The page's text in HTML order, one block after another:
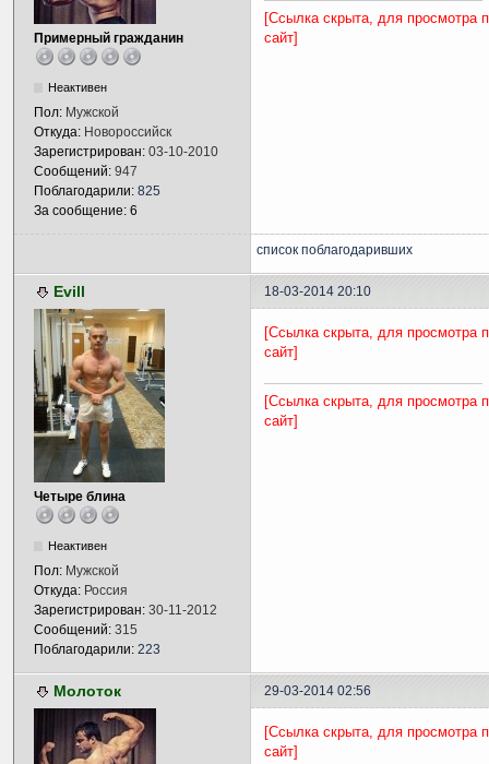
Примерный гражданин
Неактивен
Пол: Мужской
Откуда: Новороссийск
Зарегистрирован: 03-10-2010
Сообщений: 947
Поблагодарили: 825
За сообщение: 6
[Ссылка скрыта, для просмотра
сайт]
список поблагодаривших
Evill 18-03-2014 20:10
Четыре блина
Неактивен
Пол: Мужской
Откуда: Россия
Зарегистрирован: 30-11-2012
Сообщений: 315
Поблагодарили: 223
[Ссылка скрыта, для просмотра
сайт]
[Ссылка скрыта, для просмотра
сайт]
Молоток 29-03-2014 02:56
[Ссылка скрыта, для просмотра
сайт]